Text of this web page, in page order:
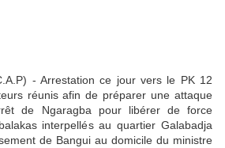
- Arrestation ce jour vers le PK 12
réunis afin de préparer une attaque
de Ngaragba pour libérer de force
interpellés au quartier Galabadja
de Bangui au domicile du ministre